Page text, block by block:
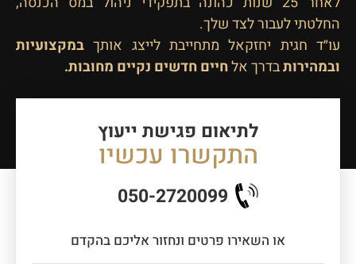
החלטתי לעבור לצד שלך.
עו״ד חגית יחזקאל מתחייבת לייצג אותך במקצועיות
ובמהירותבדרך אלחיים חדשים נקיים מחובות.
לתיאום פגישת ייעוץ
התקשרו עכשיו
050-2720099
או השאירו פרטים ונחזור אליכם בהקדם